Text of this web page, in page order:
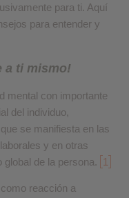
para ti. Aquí
para entender y
a ti mismo!
mental con importante
del individuo,
se manifiesta en las
y en otras
de la persona.
1
reacción a